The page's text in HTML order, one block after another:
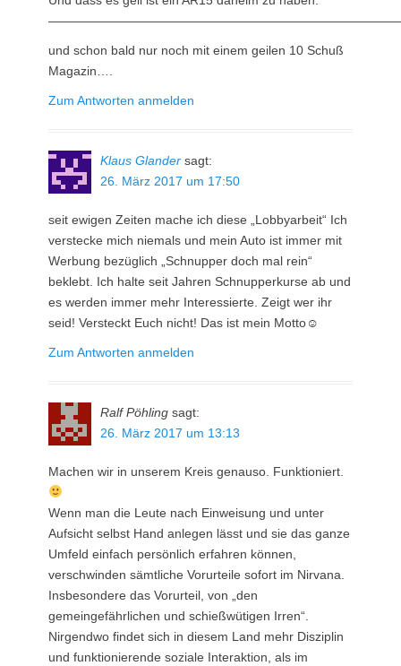
und schon bald nur noch mit einem geilen 10 Schuß
Magazin….
Zum Antworten anmelden
Klaus Glander sagt:
26. März 2017 um 17:50
seit ewigen Zeiten mache ich diese „Lobbyarbeit“ Ich
verstecke mich niemals und mein Auto ist immer mit
Werbung bezüglich „Schnupper doch mal rein“
beklebt. Ich halte seit Jahren Schnupperkurse ab und
es werden immer mehr Interessierte. Zeigt wer ihr
seid! Versteckt Euch nicht! Das ist mein Motto☺
Zum Antworten anmelden
Ralf Pöhling sagt:
26. März 2017 um 13:13
Machen wir in unserem Kreis genauso. Funktioniert.
Wenn man die Leute nach Einweisung und unter
Aufsicht selbst Hand anlegen lässt und sie das ganze
Umfeld einfach persönlich erfahren können,
verschwinden sämtliche Vorurteile sofort im Nirvana.
Insbesondere das Vorurteil, von „den
gemeingefährlichen und schießwütigen Irren“.
Nirgendwo findet sich in diesem Land mehr Disziplin
und funktionierende soziale Interaktion, als im